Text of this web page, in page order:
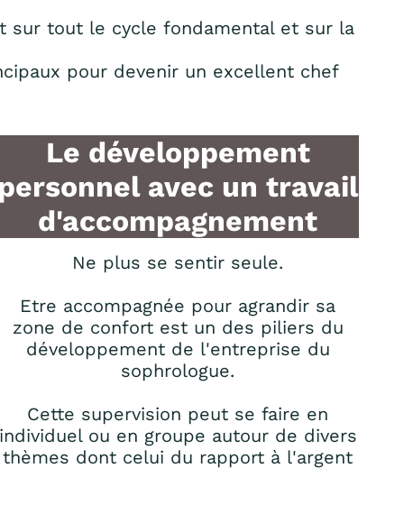
sur tout le cycle fondamental et sur la
pour devenir un excellent chef
Le développement
avec un travail
d'accompagnement
Ne plus se sentir seule.
Etre accompagnée pour agrandir sa
zone de confort est un des piliers du
développement de l'entreprise du
sophrologue.
Cette supervision peut se faire en
ou en groupe autour de divers
thèmes dont celui du rapport à l'argent